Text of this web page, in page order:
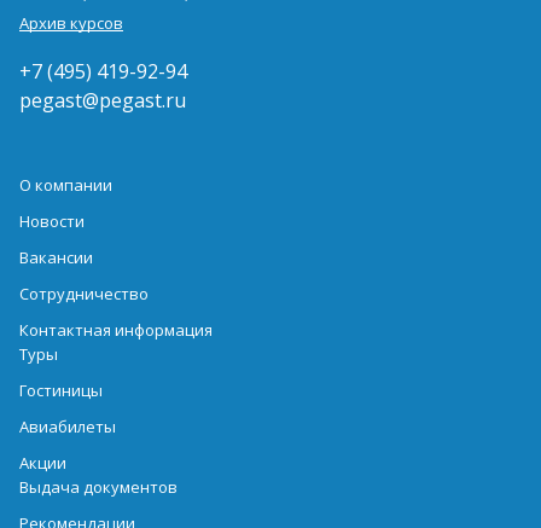
Архив курсов
+7 (495) 419-92-94
pegast@pegast.ru
О компании
Новости
Вакансии
Сотрудничество
Контактная информация
Туры
Гостиницы
Авиабилеты
Акции
Выдача документов
Рекомендации